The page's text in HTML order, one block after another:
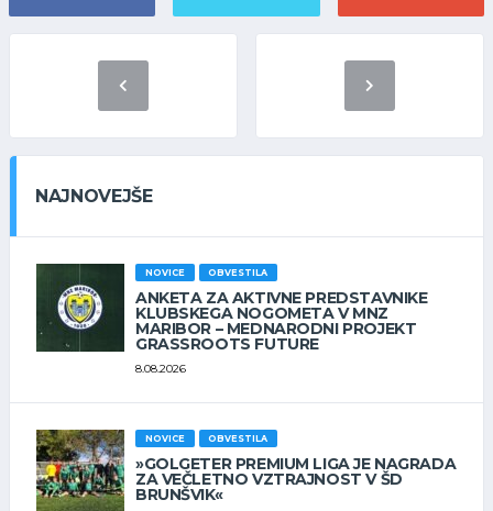
NAJNOVEJŠE
NOVICE OBVESTILA
ANKETA ZA AKTIVNE PREDSTAVNIKE
KLUBSKEGA NOGOMETA V MNZ
MARIBOR – MEDNARODNI PROJEKT
GRASSROOTS FUTURE
8.08.2026
NOVICE OBVESTILA
»GOLGETER PREMIUM LIGA JE NAGRADA
ZA VEČLETNO VZTRAJNOST V ŠD
BRUNŠVIK«